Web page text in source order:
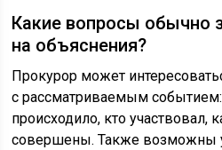
Какие вопросы обычно
на объяснения?
Прокурор может
с рассматриваемым событием:
происходило, кто участвовал,
совершены. Также возможны